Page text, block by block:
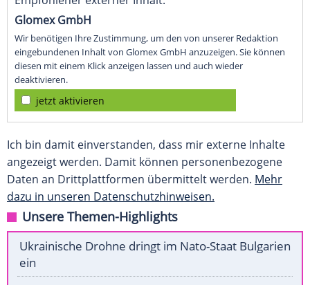
Glomex GmbH
Wir benötigen Ihre Zustimmung, um den von unserer Redaktion
eingebundenen Inhalt von Glomex GmbH anzuzeigen. Sie können
diesen mit einem Klick anzeigen lassen und auch wieder
deaktivieren.
jetzt aktivieren
Ich bin damit einverstanden, dass mir externe Inhalte
angezeigt werden. Damit können personenbezogene
Daten an Drittplattformen übermittelt werden. Mehr
dazu in unseren Datenschutzhinweisen.
Unsere Themen-Highlights
Ukrainische Drohne dringt im Nato-Staat Bulgarien
ein